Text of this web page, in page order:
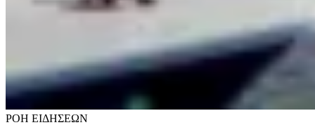
ΡΟΗ ΕΙΔΗΣΕΩΝ